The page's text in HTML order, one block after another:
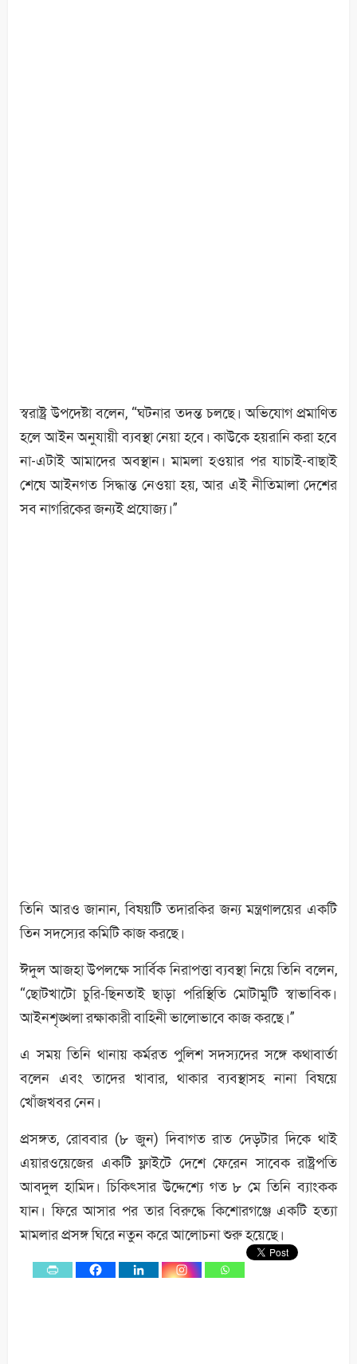
স্বরাষ্ট্র উপদেষ্টা বলেন, “ঘটনার তদন্ত চলছে। অভিযোগ প্রমাণিত
হলে আইন অনুযায়ী ব্যবস্থা নেয়া হবে। কাউকে হয়রানি করা হবে
না-এটাই আমাদের অবস্থান। মামলা হওয়ার পর যাচাই-বাছাই
শেষে আইনগত সিদ্ধান্ত নেওয়া হয়, আর এই নীতিমালা দেশের
সব নাগরিকের জন্যই প্রযোজ্য।”
তিনি আরও জানান, বিষয়টি তদারকির জন্য মন্ত্রণালয়ের একটি
তিন সদস্যের কমিটি কাজ করছে।
ঈদুল আজহা উপলক্ষে সার্বিক নিরাপত্তা ব্যবস্থা নিয়ে তিনি বলেন,
“ছোটখাটো চুরি-ছিনতাই ছাড়া পরিস্থিতি মোটামুটি স্বাভাবিক।
আইনশৃঙ্খলা রক্ষাকারী বাহিনী ভালোভাবে কাজ করছে।”
এ সময় তিনি থানায় কর্মরত পুলিশ সদস্যদের সঙ্গে কথাবার্তা
বলেন এবং তাদের খাবার, থাকার ব্যবস্থাসহ নানা বিষয়ে
খোঁজখবর নেন।
প্রসঙ্গত, রোববার (৮ জুন) দিবাগত রাত দেড়টার দিকে থাই
এয়ারওয়েজের একটি ফ্লাইটে দেশে ফেরেন সাবেক রাষ্ট্রপতি
আবদুল হামিদ। চিকিৎসার উদ্দেশ্যে গত ৮ মে তিনি ব্যাংকক
যান। ফিরে আসার পর তার বিরুদ্ধে কিশোরগঞ্জে একটি হত্যা
মামলার প্রসঙ্গ ঘিরে নতুন করে আলোচনা শুরু হয়েছে।